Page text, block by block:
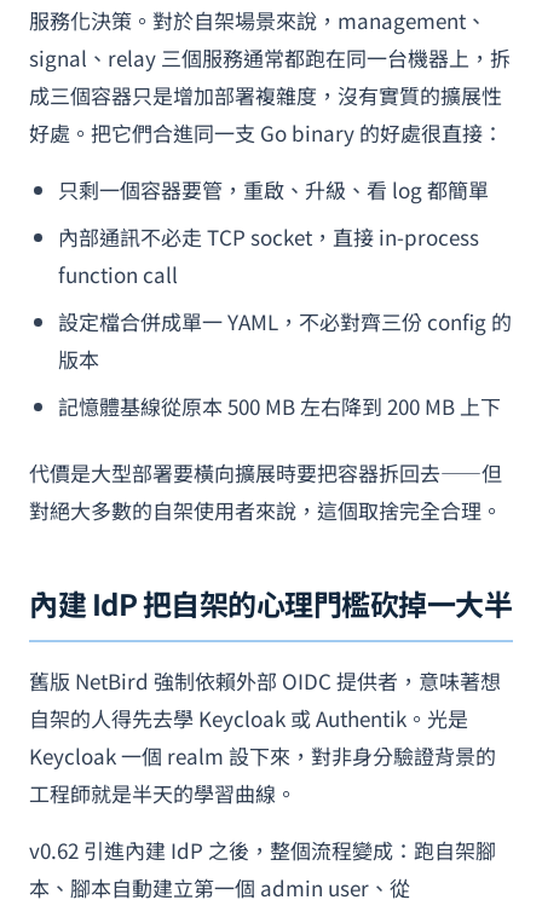
服務化決策。對於自架場景來說，management、
signal、relay 三個服務通常都跑在同一台機器上，拆
成三個容器只是增加部署複雜度，沒有實質的擴展性
好處。把它們合進同一支 Go binary 的好處很直接：
只剩一個容器要管，重啟、升級、看 log 都簡單
內部通訊不必走 TCP socket，直接 in-process
function call
設定檔合併成單一 YAML，不必對齊三份 config 的
版本
記憶體基線從原本 500 MB 左右降到 200 MB 上下
代價是大型部署要橫向擴展時要把容器拆回去——但
對絕大多數的自架使用者來說，這個取捨完全合理。
內建 IdP 把自架的心理門檻砍掉一大半
舊版 NetBird 強制依賴外部 OIDC 提供者，意味著想
自架的人得先去學 Keycloak 或 Authentik。光是
Keycloak 一個 realm 設下來，對非身分驗證背景的
工程師就是半天的學習曲線。
v0.62 引進內建 IdP 之後，整個流程變成：跑自架腳
本、腳本自動建立第一個 admin user、從